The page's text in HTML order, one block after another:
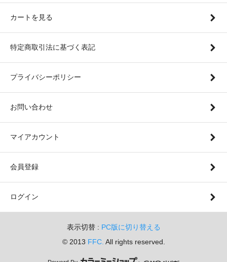
カートを見る
特定商取引法に基づく表記
プライバシーポリシー
お問い合わせ
マイアカウント
会員登録
ログイン
表示切替 : PC版に切り替える
© 2013 FFC. All rights reserved.